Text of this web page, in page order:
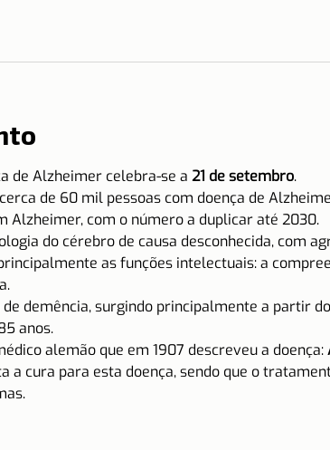
de Alzheimer celebra-se a 21 de setembro.
de 60 mil pessoas com doença de
Alzheimer, com o número a duplicar até 2030.
do cérebro de causa desconhecida, com
as funções intelectuais: a
de demência, surgindo principalmente a partir
anos.
alemão que em 1907 descreveu a doença:
a cura para esta doença, sendo que o